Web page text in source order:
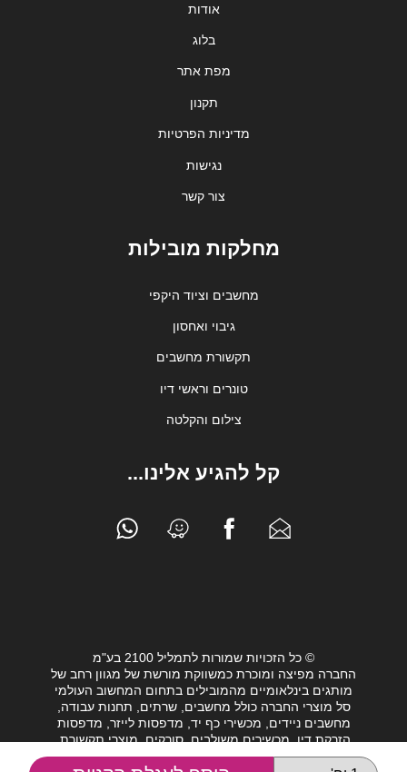
אודות
בלוג
מפת אתר
תקנון
מדיניות הפרטיות
נגישות
צור קשר
מחלקות מובילות
מחשבים וציוד היקפי
גיבוי ואחסון
תקשורת מחשבים
טונרים וראשי דיו
צילום והקלטה
קל להגיע אלינו...
© כל הזכויות שמורות לתמליל 2100 בע"מ
החברה מפיצה ומוכרת כמשווקת מורשת של מגוון רחב של
מותגים בינלאומיים מהמובילים בתחום המחשוב העולמי
סל מוצרי החברה כולל מחשבים, שרתים, תחנות עבודה,
מחשבים ניידים, מכשירי כף יד, מדפסות לייזר, מדפסות
הזרקת דיו, מכשירים משולבים, סורקים, מוצרי תקשורת,
חלקי מחשב, כונני גיבוי וציוד נלווה מגוון לעולם המחשבים.